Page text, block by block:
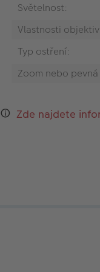
Světelnost:
Vlastnosti
Typ ostření:
Zoom nebo
Zde najdete